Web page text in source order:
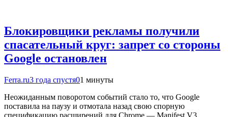
Блокировщики рекламы получили
спасательный круг: запрет со стороны
Google остановлен
Ferra.ru3 года спустя01 минуты
Неожиданным поворотом событий стало то, что Google
поставила на паузу и отмотала назад свою спорную
спецификацию расширений для Chrome — Manifest V3,